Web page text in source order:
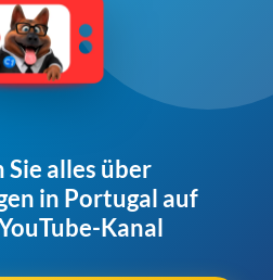
Sie alles über
in Portugal auf
Kanal